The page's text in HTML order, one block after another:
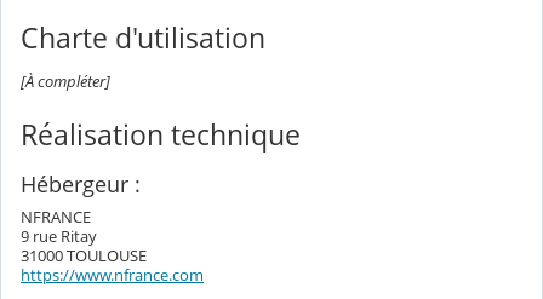
Charte d'utilisation
[À compléter]
Réalisation technique
Hébergeur :
NFRANCE
9 rue Ritay
31000 TOULOUSE
https://www.nfrance.com